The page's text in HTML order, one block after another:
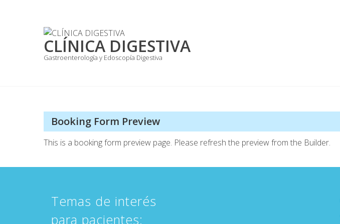
CLÍNICA DIGESTIVA
Gastroenterología y Edoscopía Digestiva
Booking Form Preview
This is a booking form preview page. Please refresh the preview from the Builder.
Temas de interés
para pacientes: